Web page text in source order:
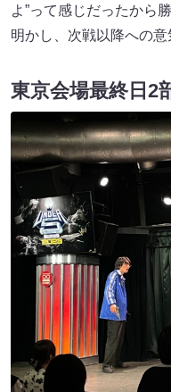
よ”って感じだったから
明かし、次戦以降への意
東京会場最終日2